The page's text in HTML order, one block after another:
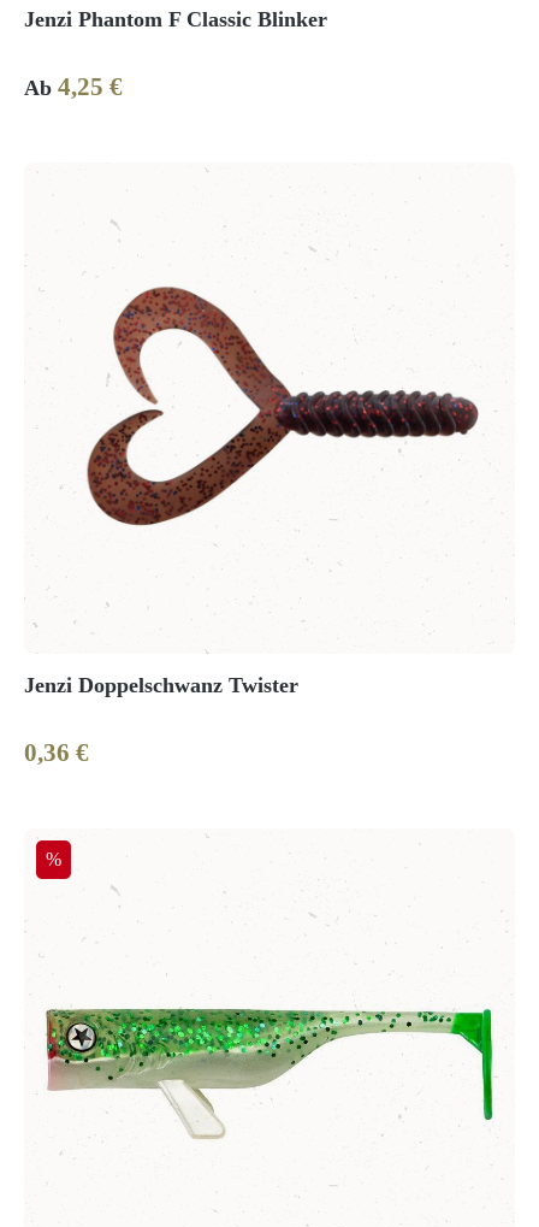
Jenzi Phantom F Classic Blinker
Regulärer Preis:
Ab 4,25 €
Jenzi Doppelschwanz Twister
Regulärer Preis:
0,36 €
Rabatt
%